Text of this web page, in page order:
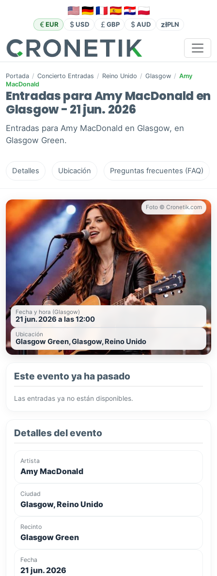
EUR USD GBP AUD złPLN
Portada / Concierto Entradas / Reino Unido / Glasgow / Amy
MacDonald
Entradas para Amy MacDonald en
Glasgow - 21 jun. 2026
Entradas para Amy MacDonald en Glasgow, en
Glasgow Green.
Detalles Ubicación Preguntas frecuentes (FAQ)
Foto © Cronetik.com
Fecha y hora (Glasgow)
21 jun. 2026 a las 12:00
Ubicación
Glasgow Green, Glasgow, Reino Unido
Este evento ya ha pasado
Las entradas ya no están disponibles.
Detalles del evento
Artista
Amy MacDonald
Ciudad
Glasgow, Reino Unido
Recinto
Glasgow Green
Fecha
21 jun. 2026